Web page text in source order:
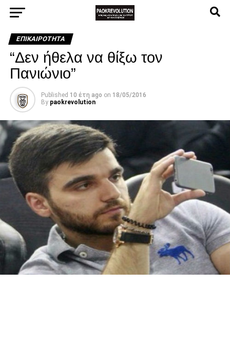
ΕΠΙΚΑΙΡΌΤΗΤΑ
“Δεν ήθελα να θίξω τον
Πανιώνιο”
Published 10 έτη ago on 18/05/2016
By paokrevolution